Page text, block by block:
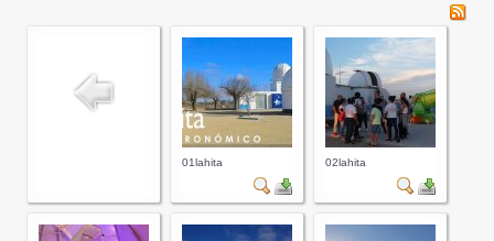
01lahita 02lahita